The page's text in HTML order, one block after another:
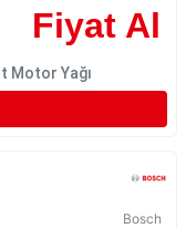
Fiyat Al
Motor Yağı
Bosch